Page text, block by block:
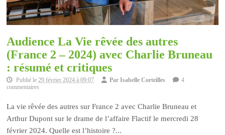
Audience La Vie rêvée des autres
(France 2 – 2024) avec Charlie Bruneau
: résumé et critiques
Publié le 29 février 2024 à 09:07 ParIsabelle Corteilles
4
commentaires
La vie rêvée des autres sur France 2 avec Charlie Bruneau et
Arthur Dupont sur le drame de l’affaire Flactif le mercredi 28
février 2024. Quelle est l’histoire ?...